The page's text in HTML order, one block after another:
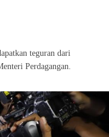
teguran dari
Perdagangan.